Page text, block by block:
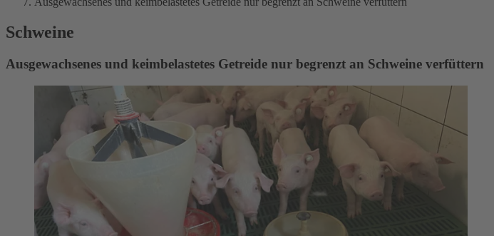
Schweine
Ausgewachsenes und keimbelastetes Getreide nur begrenzt an Schweine verfüttern